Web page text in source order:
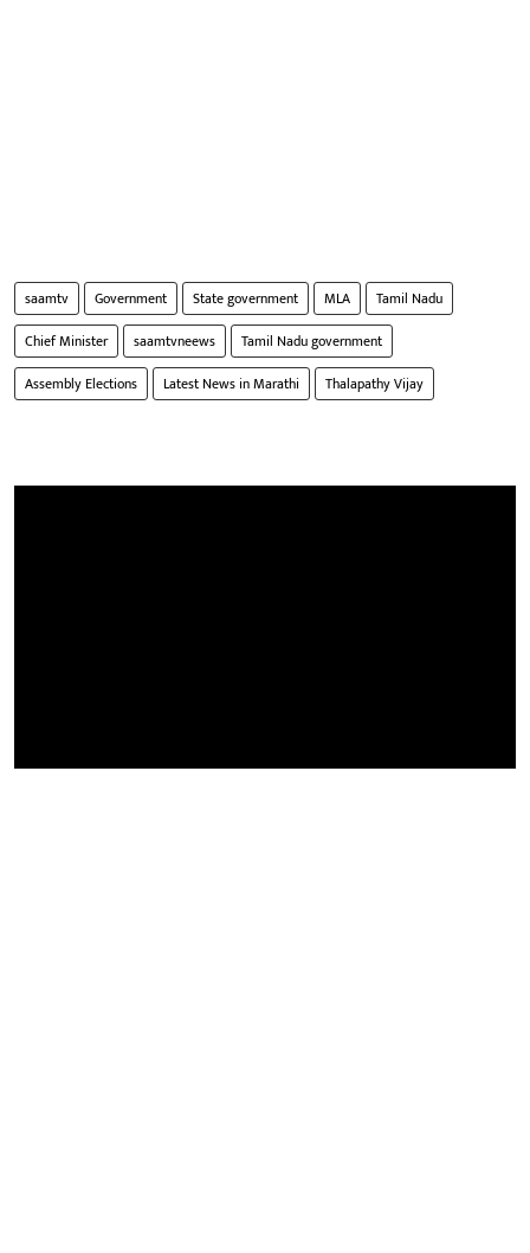
saamtv Government State government MLA
Tamil Nadu
Chief Minister
saamtvneews
Tamil Nadu government
Assembly Elections
Latest News in Marathi Thalapathy Vijay